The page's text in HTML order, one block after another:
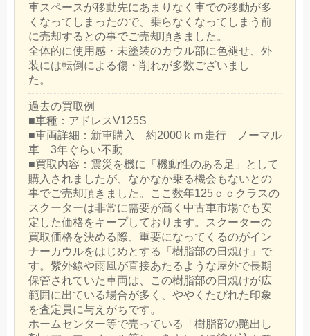
車スペースが移動先にあまりなく車での移動が多
くなってしまったので、乗らなくなってしまう前
に売却するとの事でご売却頂きました。
全体的に使用感・未塗装のカウル部に色褪せ、外
装には転倒による傷・削れが多数ございまし
た。
過去の買取例
■車種：アドレスV125S
■車両詳細：新車購入 約2000ｋｍ走行 ノーマル
車 3年ぐらい不動
■買取内容：震災を機に「機動性のある足」として
購入されましたが、なかなか乗る機会もないとの
事でご売却頂きました。ここ数年125ｃｃクラスの
スクーターは非常に需要が高く中古車市場でも安
定した価格をキープしております。スクーターの
買取価格を決める際、重要になってくるのがイン
ナーカウルをはじめとする「樹脂部の日焼け」で
す。紫外線や雨風が直接あたるような屋外で長期
保管されていた車両は、この樹脂部の日焼けが広
範囲に出ている場合が多く、ややくたびれた印象
を査定員に与えがちです。
ホームセンター等で売っている「樹脂部の艶出し